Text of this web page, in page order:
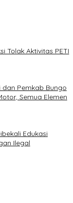
Tolak Aktivitas PETI
dan Pemkab Bungo
Semua Elemen
Edukasi
Ilegal